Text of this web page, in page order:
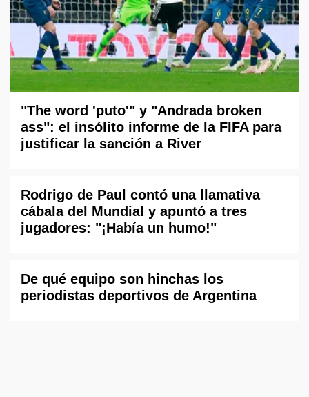
"The word 'puto'" y "Andrada broken
ass": el insólito informe de la FIFA para
justificar la sanción a River
Rodrigo de Paul contó una llamativa
cábala del Mundial y apuntó a tres
jugadores: "¡Había un humo!"
De qué equipo son hinchas los
periodistas deportivos de Argentina